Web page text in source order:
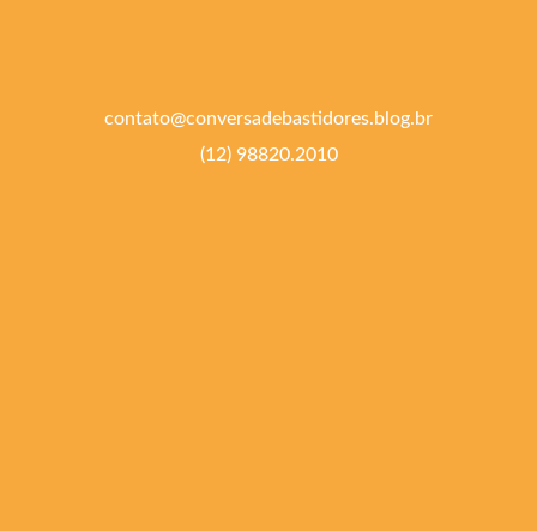
contato@conversadebastidores.blog.br
(12) 98820.2010